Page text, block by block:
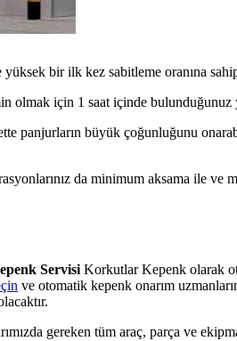
bir ilk kez sabitleme oranına
olmak için 1 saat içinde bulunduğunuz
panjurların büyük çoğunluğunu
da minimum aksama ile ve
ServisiKorkutlar Kepenk olarak
ve otomatik kepenk onarım
gereken tüm araç, parça ve